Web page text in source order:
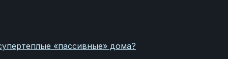
«пассивные» дома?